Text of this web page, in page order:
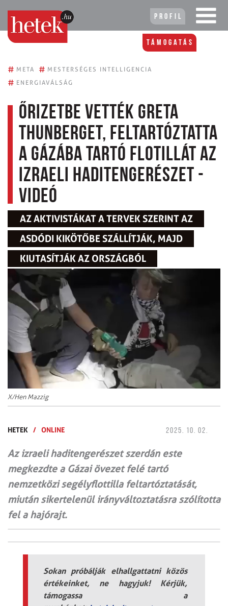
Profil
Támogatás
# META # MESTERSÉGES INTELLIGENCIA
# ENERGIAVÁLSÁG
Őrizetbe vették Greta
Thunberget, feltartóztatta
a Gázába tartó flotillát az
izraeli haditengerészet -
videó
AZ AKTIVISTÁKAT A TERVEK SZERINT AZ
ASDÓDI KIKÖTŐBE SZÁLLÍTJÁK, MAJD
KIUTASÍTJÁK AZ ORSZÁGBÓL
X/Hen Mazzig
HETEK / ONLINE 2025. 10. 02.
Az izraeli haditengerészet szerdán este
megkezdte a Gázai övezet felé tartó
nemzetközi segélyflottilla feltartóztatását,
miután sikertelenül irányváltoztatásra szólította
fel a hajórajt.
Sokan próbálják elhallgattatni közös
értékeinket, ne hagyjuk! Kérjük,
támogassa a